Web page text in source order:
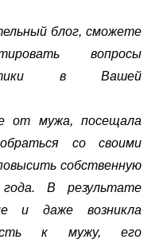
блог, сможете
вопросы
этики в Вашей
от мужа, посещала
со своими
собственную
В результате
и даже возникла
к мужу, его